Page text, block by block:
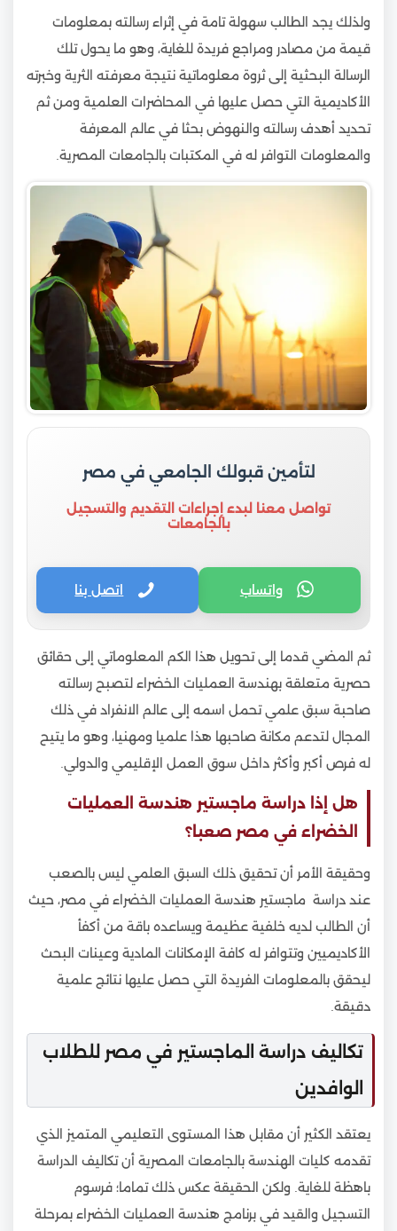
ولذلك يجد الطالب سهولة تامة في إثراء رسالته بمعلومات
قيمة من مصادر ومراجع فريدة للغاية، وهو ما يحول تلك
الرسالة البحثية إلى ثروة معلوماتية نتيجة معرفته الثرية وخبرته
الأكاديمية التي حصل عليها في المحاضرات العلمية ومن ثم
تحديد أهدف رسالته والنهوض بحثا في عالم المعرفة
والمعلومات التوافر له في المكتبات بالجامعات المصرية.
لتأمين قبولك الجامعي في مصر
تواصل معنا لبدء إجراءات التقديم والتسجيل
بالجامعات
واتساب اتصل بنا
ثم المضي قدما إلى تحويل هذا الكم المعلوماتي إلى حقائق
حصرية متعلقة بهندسة العمليات الخضراء لتصبح رسالته
صاحبة سبق علمي تحمل اسمه إلى عالم الانفراد في ذلك
المجال لتدعم مكانة صاحبها هذا علميا ومهنيا، وهو ما يتيح
له فرص أكبر وأكثر داخل سوق العمل الإقليمي والدولي.
هل إذا دراسة ماجستير هندسة العمليات
الخضراء في مصر صعبا؟
وحقيقة الأمر أن تحقيق ذلك السبق العلمي ليس بالصعب
عند دراسة ماجستير هندسة العمليات الخضراء في مصر، حيث
أن الطالب لديه خلفية عظيمة ويساعده باقة من أكفأ
الأكاديميين وتتوافر له كافة الإمكانات المادية وعينات البحث
ليحقق بالمعلومات الفريدة التي حصل عليها نتائج علمية
دقيقة.
تكاليف دراسة الماجستير في مصر للطلاب
الوافدين
يعتقد الكثير أن مقابل هذا المستوى التعليمي المتميز الذي
تقدمه كليات الهندسة بالجامعات المصرية أن تكاليف الدراسة
باهظة للغاية. ولكن الحقيقة عكس ذلك تماما؛ فرسوم
التسجيل والقيد في برنامج هندسة العمليات الخضراء بمرحلة